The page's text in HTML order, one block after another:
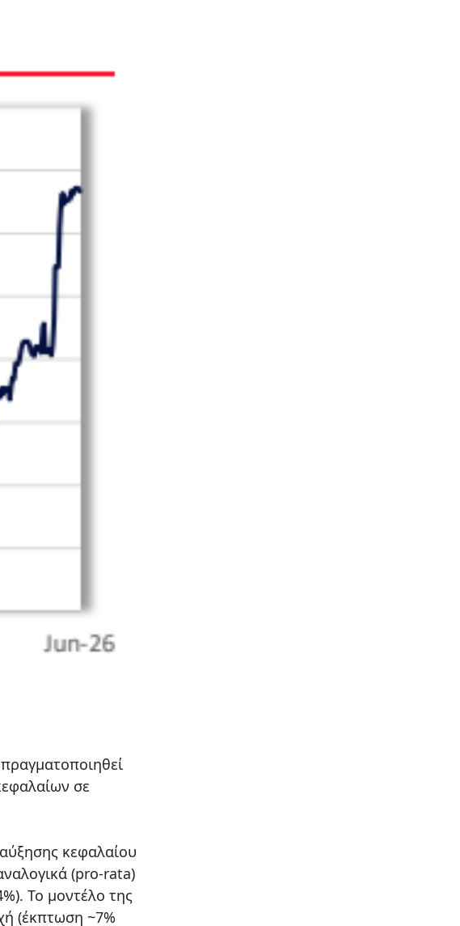
σε
κεφαλαίου
(pro-rata)
Το μοντέλο της
(έκπτωση ~7%